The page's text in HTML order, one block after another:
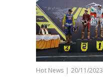
Hot News | 20/11/2023